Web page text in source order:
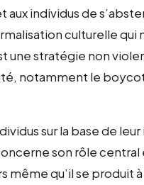
individus de
culturelle
une stratégie non
notamment le
sur la base de
son rôle
même qu’il se produit